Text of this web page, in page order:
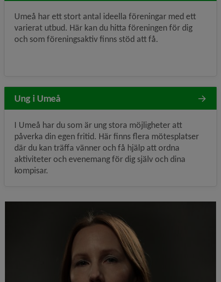
Umeå har ett stort antal ideella föreningar med ett
varierat utbud. Här kan du hitta föreningen för dig
och som föreningsaktiv finns stöd att få.
Ung i Umeå
I Umeå har du som är ung stora möjligheter att
påverka din egen fritid. Här finns flera mötesplatser
där du kan träffa vänner och få hjälp att ordna
aktiviteter och evenemang för dig själv och dina
kompisar.